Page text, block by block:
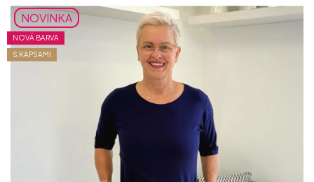
NOVINKA
NOVÁ BARVA
S KAPSAMI